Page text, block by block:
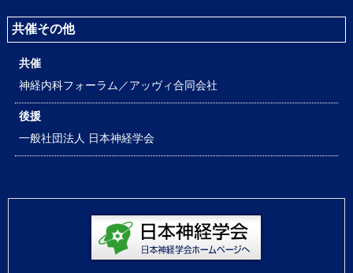
共催その他
共催
神経内科フォーラム／アッヴィ合同会社
後援
一般社団法人 日本神経学会